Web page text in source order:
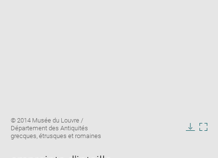
Image
caption:
© 2014 Musée du Louvre /
Département des Antiquités
grecques, étrusques et romaines